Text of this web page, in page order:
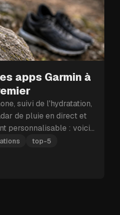
apps Garmin à
suivi de l'hydratation,
de pluie en direct et
personnalisable : voici
à installer en premier.
top-5